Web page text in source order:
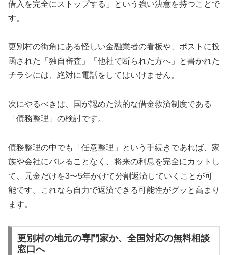
借入を完全にストップする」という強い決意を持つことで
す。
更別村の街角にある怪しい金融業者の看板や、ポストに投
函された「独自審査」「他社で断られた方へ」と書かれた
チラシには、絶対に電話をしてはいけません。
次にやるべきは、国が認めた法的な借金救済制度である
「債務整理」の検討です。
債務整理の中でも「任意整理」という手続きであれば、家
族や会社にバレることなく、将来の利息を完全にカットし
て、元金だけを3〜5年かけて分割返済していくことが可
能です。これなら自力で返済できる可能性がグッと高まり
ます。
更別村の地元の専門家か、全国対応の無料相談
窓口へ